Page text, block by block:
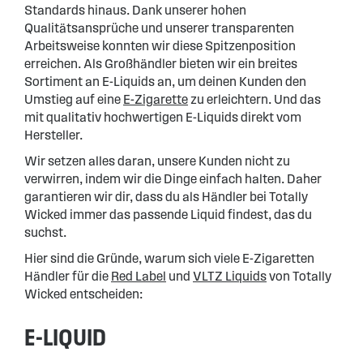
Standards hinaus. Dank unserer hohen
Qualitätsansprüche und unserer transparenten
Arbeitsweise konnten wir diese Spitzenposition
erreichen. Als Großhändler bieten wir ein breites
Sortiment an E-Liquids an, um deinen Kunden den
Umstieg auf eine E-Zigarettezu erleichtern. Und das
mit qualitativ hochwertigen E-Liquids direkt vom
Hersteller.
Wir setzen alles daran, unsere Kunden nicht zu
verwirren, indem wir die Dinge einfach halten. Daher
garantieren wir dir, dass du als Händler bei Totally
Wicked immer das passende Liquid findest, das du
suchst.
Hier sind die Gründe, warum sich viele E-Zigaretten
Händler für die Red Label und VLTZ Liquidsvon Totally
Wicked entscheiden:
E-LIQUID